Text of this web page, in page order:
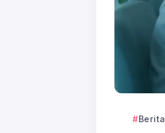
Berita